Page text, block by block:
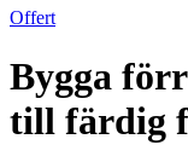
Offert
Bygga
till färdig